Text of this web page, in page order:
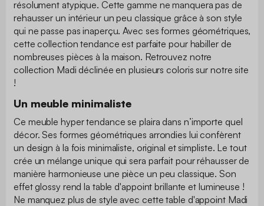
résolument atypique. Cette gamme ne manquera pas de
rehausser un intérieur un peu classique grâce à son style
qui ne passe pas inaperçu. Avec ses formes géométriques,
cette collection tendance est parfaite pour habiller de
nombreuses pièces à la maison. Retrouvez notre
collection Madi déclinée en plusieurs coloris sur notre site
!
Un meuble minimaliste
Ce meuble hyper tendance se plaira dans n’importe quel
décor. Ses formes géométriques arrondies lui confèrent
un design à la fois minimaliste, original et simpliste. Le tout
crée un mélange unique qui sera parfait pour réhausser de
manière harmonieuse une pièce un peu classique. Son
effet glossy rend la table d'appoint brillante et lumineuse !
Ne manquez plus de style avec cette table d'appoint Madi